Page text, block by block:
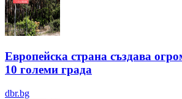
Европейска страна създава
10 големи града
dbr.bg